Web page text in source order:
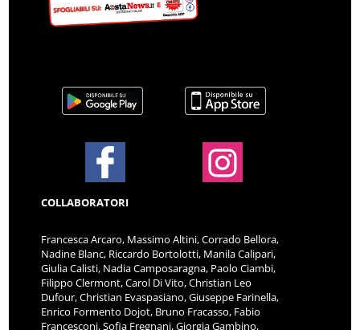
COLLABORATORI
Francesca Arcaro, Massimo Altini, Corrado Bellora,
Nadine Blanc, Riccardo Bortolotti, Manila Calipari,
Giulia Calisti, Nadia Camposaragna, Paolo Ciambi,
Filippo Clermont, Carol Di Vito, Christian Leo
Dufour, Christian Evaspasiano, Giuseppe Farinella,
Enrico Formento Dojot, Bruno Fracasso, Fabio
Francesconi, Sofia Fregnani, Giorgia Gambino,